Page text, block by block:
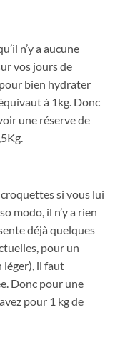
n’y a aucune
vos jours de
bien hydrater
à 1kg. Donc
une réserve de
croquettes si vous lui
modo, il n’y a rien
déjà quelques
pour un
léger), il faut
Donc pour une
pour 1 kg de